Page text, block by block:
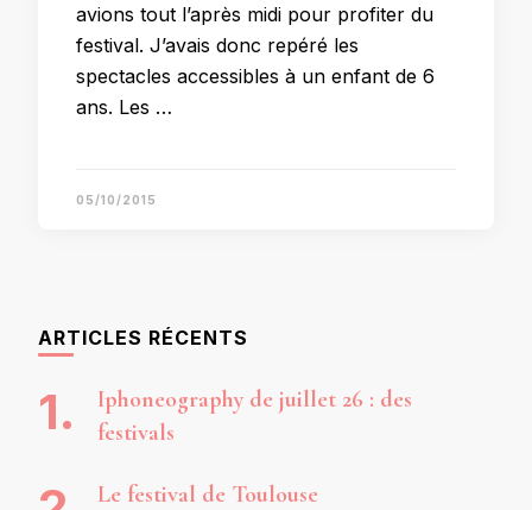
avions tout l’après midi pour profiter du
festival. J’avais donc repéré les
spectacles accessibles à un enfant de 6
ans. Les …
05/10/2015
ARTICLES RÉCENTS
Iphoneography de juillet 26 : des
festivals
Le festival de Toulouse